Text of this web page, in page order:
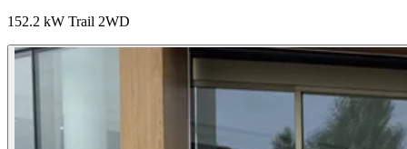
152.2 kW Trail 2WD